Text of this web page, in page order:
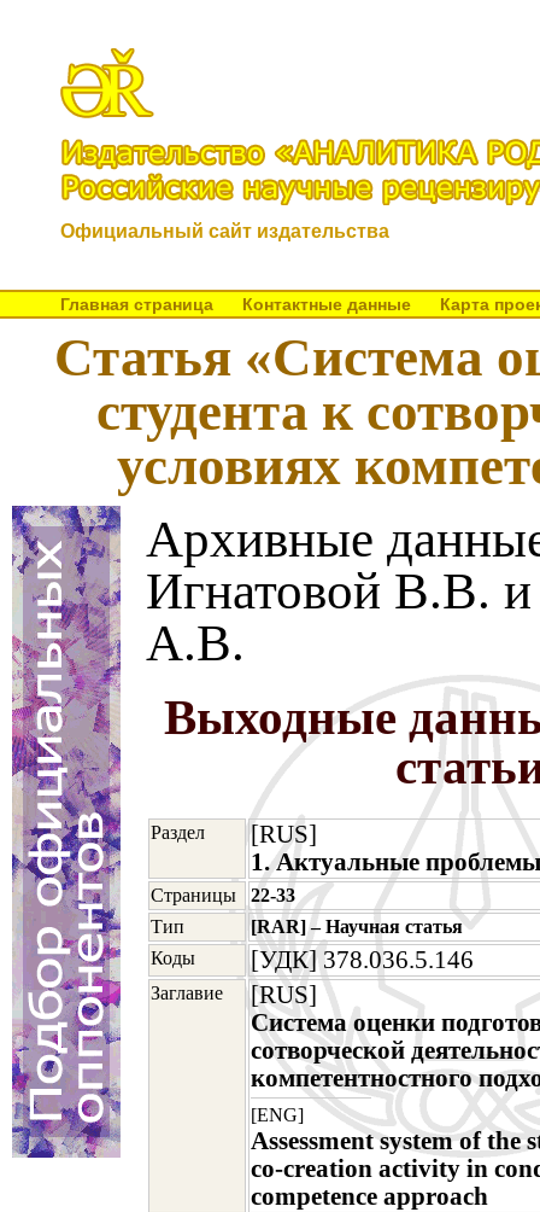
Официальный сайт издательства
Главная страница Контактные данные Карта
Статья «Система
студента к
условиях
Архивные
Игнатовой В.В. и
А.В.
Выходные
Раздел
[RUS]
1. Актуальные
Страницы
22-33
Тип
[RAR] – Научная статья
Коды
[УДК] 378.036.5.146
Заглавие
[RUS]
Система оценки
сотворческой
компетентностного
[ENG]
Assessment system of the
co-creation activity in
competence approach